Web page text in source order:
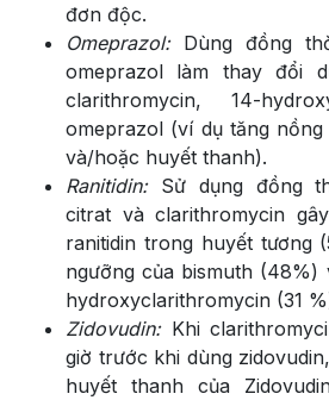
đơn độc.
Omeprazol:Dùng đồng
omeprazol làm thay đổi
clarithromycin, 14-
omeprazol (ví dụ tăng
và/hoặc huyết thanh).
Ranitidin:Sử dụng đồng
citrat và clarithromycin
ranitidin trong huyết tương
ngưỡng của bismuth (48%)
hydroxyclarithromycin (31
Zidovudin:Khi
giờ trước khi dùng
huyết thanh của